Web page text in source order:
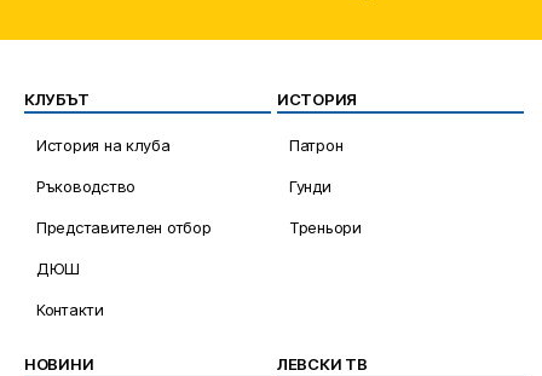
КЛУБЪТ
История на клуба
Ръководство
Представителен отбор
ДЮШ
Контакти
ИСТОРИЯ
Патрон
Гунди
Треньори
НОВИНИ ЛЕВСКИ ТВ